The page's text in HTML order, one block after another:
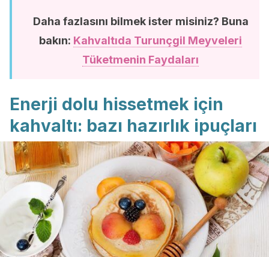
Daha fazlasını bilmek ister misiniz? Buna
bakın: Kahvaltıda Turunçgil Meyveleri
Tüketmenin Faydaları
Enerji dolu hissetmek için
kahvaltı: bazı hazırlık ipuçları